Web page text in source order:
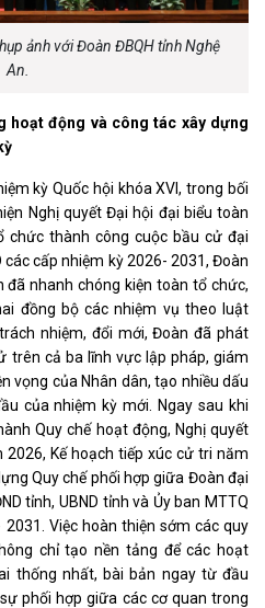
ảnh với Đoàn ĐBQH tỉnh Nghệ
An.
hoạt động và công tác xây dựng
kỳ Quốc hội khóa XVI, trong bối
Nghị quyết Đại hội đại biểu toàn
chức thành công cuộc bầu cử đại
các cấp nhiệm kỳ 2026- 2031, Đoàn
đã nhanh chóng kiện toàn tổ chức,
đồng bộ các nhiệm vụ theo luật
nhiệm, đổi mới, Đoàn đã phát
trên cả ba lĩnh vực lập pháp, giám
vọng của Nhân dân, tạo nhiều dấu
của nhiệm kỳ mới. Ngay sau khi
Quy chế hoạt động, Nghị quyết
Kế hoạch tiếp xúc cử tri năm
Quy chế phối hợp giữa Đoàn đại
tỉnh, UBND tỉnh và Ủy ban MTTQ
Việc hoàn thiện sớm các quy
chỉ tạo nền tảng để các hoạt
thống nhất, bài bản ngay từ đầu
phối hợp giữa các cơ quan trong